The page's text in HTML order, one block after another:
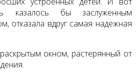
казалось бы заслуженным
отказала вдруг самая надежная
окном, растерянный от